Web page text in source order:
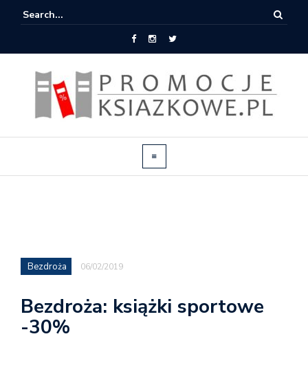
Bezdroża 06/02/2019
Bezdroża: książki sportowe
-30%